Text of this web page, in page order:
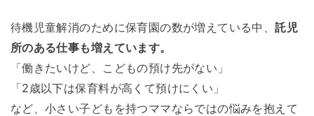
待機児童解消のために保育園の数が増えている中、託児
所のある仕事も増えています。
「働きたいけど、こどもの預け先がない」
「2歳以下は保育料が高くて預けにくい」
など、小さい子どもを持つママならではの悩みを抱えて